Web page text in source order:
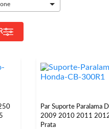
Par Suporte Paralama
2009 2010 2011
Prata